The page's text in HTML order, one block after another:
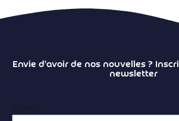
Envie d'avoir de nos nouvelles ?
newsletter
E-mail